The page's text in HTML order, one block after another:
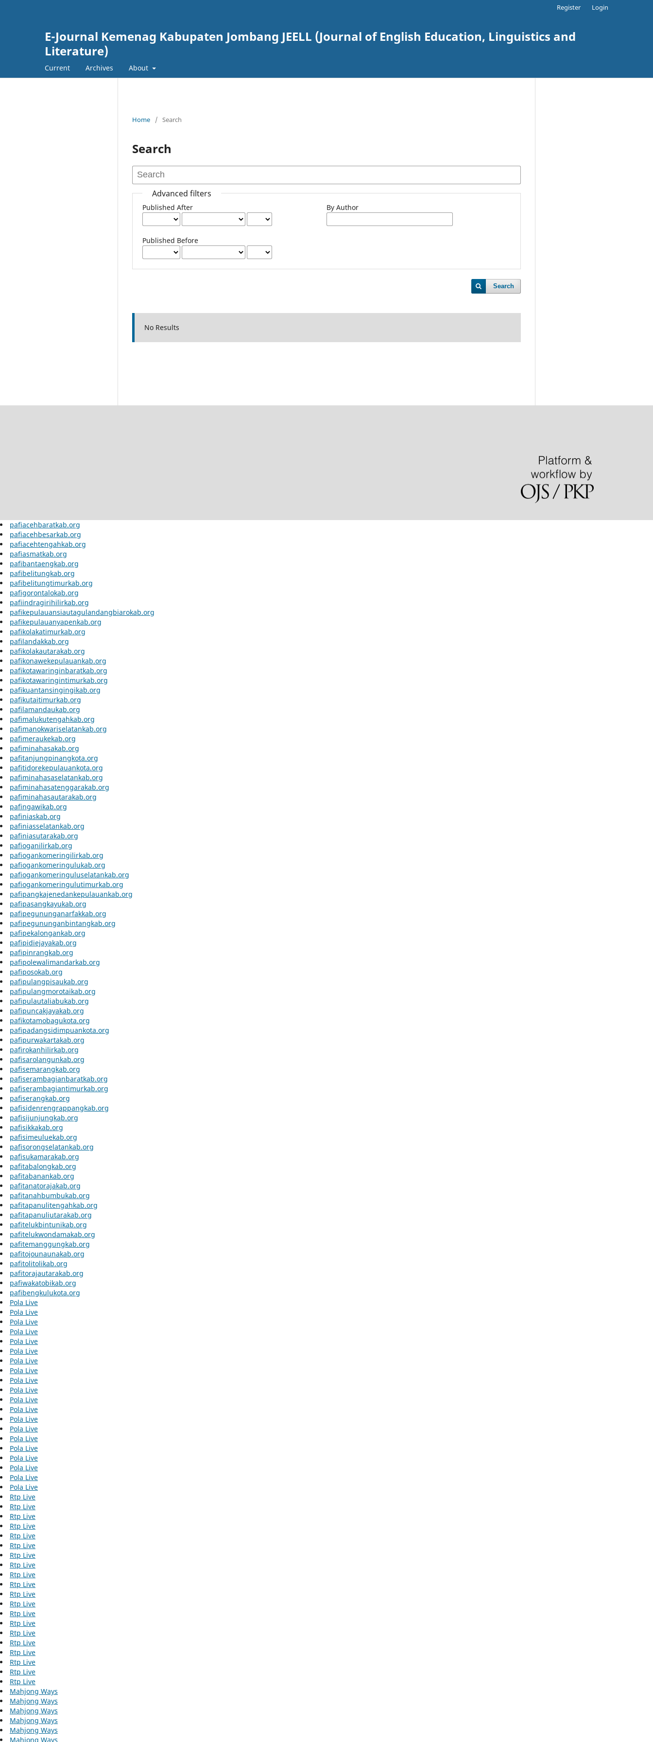
E-Journal Kemenag Kabupaten Jombang JEELL (Journal of English Education, Linguistics and
Literature)
Current Archives About
Register Login
Home / Search
Search
Advanced filters
Published After
Published Before
By Author
Search
No Results
pafiacehbaratkab.org
pafiacehbesarkab.org
pafiacehtengahkab.org
pafiasmatkab.org
pafibantaengkab.org
pafibelitungkab.org
pafibelitungtimurkab.org
pafigorontalokab.org
pafiindragirihilirkab.org
pafikepulauansiautagulandangbiarokab.org
pafikepulauanyapenkab.org
pafikolakatimurkab.org
pafilandakkab.org
pafikolakautarakab.org
pafikonawekepulauankab.org
pafikotawaringinbaratkab.org
pafikotawaringintimurkab.org
pafikuantansingingikab.org
pafikutaitimurkab.org
pafilamandaukab.org
pafimalukutengahkab.org
pafimanokwariselatankab.org
pafimeraukekab.org
pafiminahasakab.org
pafitanjungpinangkota.org
pafitidorekepulauankota.org
pafiminahasaselatankab.org
pafiminahasatenggarakab.org
pafiminahasautarakab.org
pafingawikab.org
pafiniaskab.org
pafiniasselatankab.org
pafiniasutarakab.org
pafioganilirkab.org
pafiogankomeringilirkab.org
pafiogankomeringulukab.org
pafiogankomeringuluselatankab.org
pafiogankomeringulutimurkab.org
pafipangkajenedankepulauankab.org
pafipasangkayukab.org
pafipegununganarfakkab.org
pafipegununganbintangkab.org
pafipekalongankab.org
pafipidiejayakab.org
pafipinrangkab.org
pafipolewalimandarkab.org
pafiposokab.org
pafipulangpisaukab.org
pafipulangmorotaikab.org
pafipulautaliabukab.org
pafipuncakjayakab.org
pafikotamobagukota.org
pafipadangsidimpuankota.org
pafipurwakartakab.org
pafirokanhilirkab.org
pafisarolangunkab.org
pafisemarangkab.org
pafiserambagianbaratkab.org
pafiserambagiantimurkab.org
pafiserangkab.org
pafisidenrengrappangkab.org
pafisijunjungkab.org
pafisikkakab.org
pafisimeuluekab.org
pafisorongselatankab.org
pafisukamarakab.org
pafitabalongkab.org
pafitabanankab.org
pafitanatorajakab.org
pafitanahbumbukab.org
pafitapanulitengahkab.org
pafitapanuliutarakab.org
pafitelukbintunikab.org
pafitelukwondamakab.org
pafitemanggungkab.org
pafitojounaunakab.org
pafitolitolikab.org
pafitorajautarakab.org
pafiwakatobikab.org
pafibengkulukota.org
Pola Live
Pola Live
Pola Live
Pola Live
Pola Live
Pola Live
Pola Live
Pola Live
Pola Live
Pola Live
Pola Live
Pola Live
Pola Live
Pola Live
Pola Live
Pola Live
Pola Live
Pola Live
Pola Live
Pola Live
Rtp Live
Rtp Live
Rtp Live
Rtp Live
Rtp Live
Rtp Live
Rtp Live
Rtp Live
Rtp Live
Rtp Live
Rtp Live
Rtp Live
Rtp Live
Rtp Live
Rtp Live
Rtp Live
Rtp Live
Rtp Live
Rtp Live
Rtp Live
Mahjong Ways
Mahjong Ways
Mahjong Ways
Mahjong Ways
Mahjong Ways
Mahjong Ways